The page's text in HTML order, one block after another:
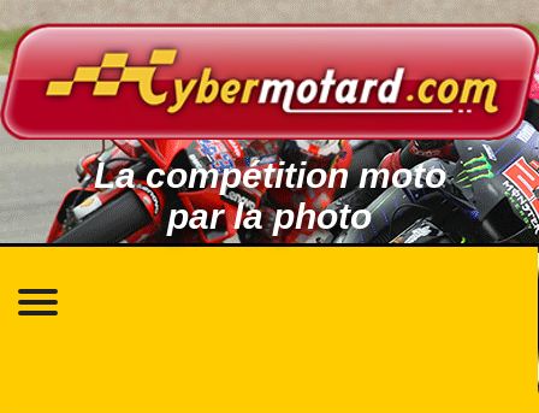
La compétition moto
par la photo